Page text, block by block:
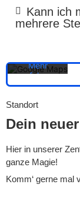
Kann ich
mehrere
Karte
akzeptieren
Sie die
Mehr
erfahren
laden
Google
entsperren
Standort
Dein
Hier in unserer
ganze Magie!
Komm‘ gerne mal